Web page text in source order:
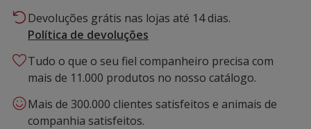
Devoluções grátis nas lojas até 14 dias.
Política de devoluções
Tudo o que o seu fiel companheiro precisa com
mais de 11.000 produtos no nosso catálogo.
Mais de 300.000 clientes satisfeitos e animais de
companhia satisfeitos.